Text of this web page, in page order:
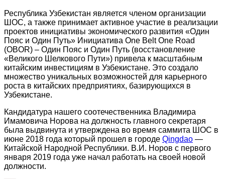
Республика Узбекистан является членом организации
ШОС, а также принимает активное участие в реализации
проектов инициативы экономического развития «Один
Пояс и Один Путь» Инициатива One Belt One Road
(OBOR) – Один Пояс и Один Путь (восстановление
«Великого Шелкового Пути») привела к масштабным
китайским инвестициям в Узбекистане. Это создало
множество уникальных возможностей для карьерного
роста в китайских предприятиях, базирующихся в
Узбекистане.
Кандидатура нашего соотечественника Владимира
Имамовича Норова на должность главного секретаря
была выдвинута и утверждена во время саммита ШОС в
июне 2018 года который прошел в городе Qingdao —
Китайской Народной Республики. В.И. Норов с первого
января 2019 года уже начал работать на своей новой
должности.